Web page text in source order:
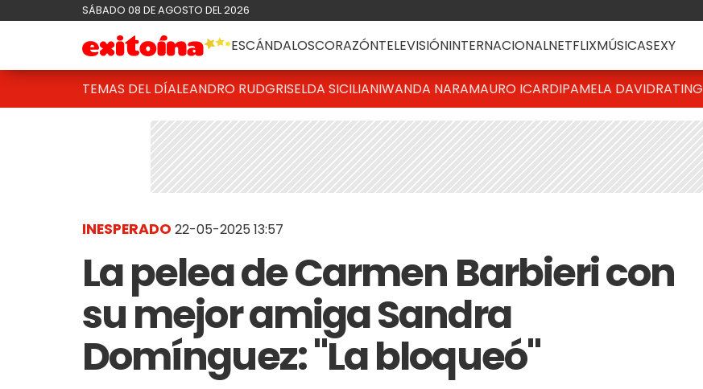
SÁBADO 08 DE AGOSTO DEL 2026
ESCÁNDALOSCORAZÓNTELEVISIÓNINTERNACIONALNETFLIXMÚSICASEXY
TEMAS DEL DÍALEANDRO RUDGRISELDA SICILIANIWANDA NARAMAURO ICARDIPAMELA DAVIDRATING
INESPERADO 22-05-2025 13:57
La pelea de Carmen Barbieri con
su mejor amiga Sandra
Domínguez: "La bloqueó"